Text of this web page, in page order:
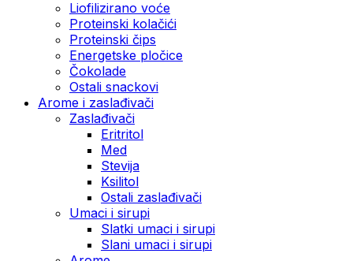
Liofilizirano voće
Proteinski kolačići
Proteinski čips
Energetske pločice
Čokolade
Ostali snackovi
Arome i zaslađivači
Zaslađivači
Eritritol
Med
Stevija
Ksilitol
Ostali zaslađivači
Umaci i sirupi
Slatki umaci i sirupi
Slani umaci i sirupi